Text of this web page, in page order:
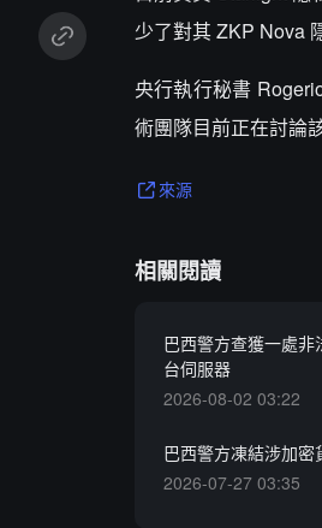
少了對其 ZKP Nova
央行執行秘書
術團隊目前正在討論
來源
相關閱讀
巴西警方查獲一處
台伺服器
2026-08-02 03:22
巴西警方凍結涉加
2026-07-27 03:35